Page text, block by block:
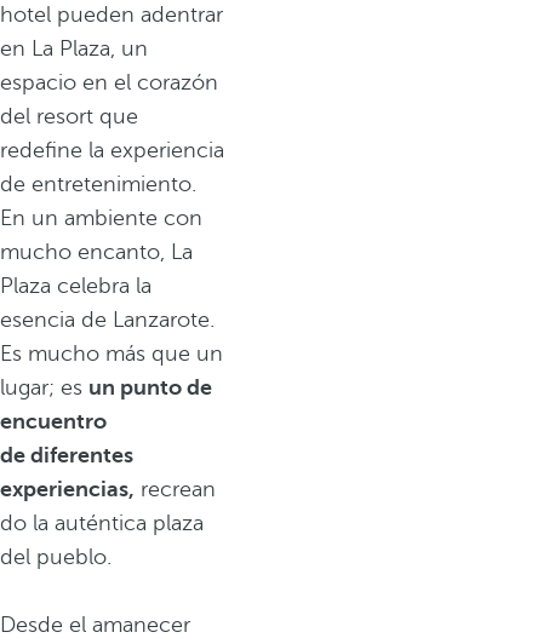
hotel pueden adentrar
en La Plaza, un
espacio en el corazón
del resort que
redefine la experiencia
de entretenimiento.
En un ambiente con
mucho encanto, La
Plaza celebra la
esencia de Lanzarote.
Es mucho más que un
lugar; es un punto de
encuentro
de diferentes
experiencias, recrean
do la auténtica plaza
del pueblo.
Desde el amanecer